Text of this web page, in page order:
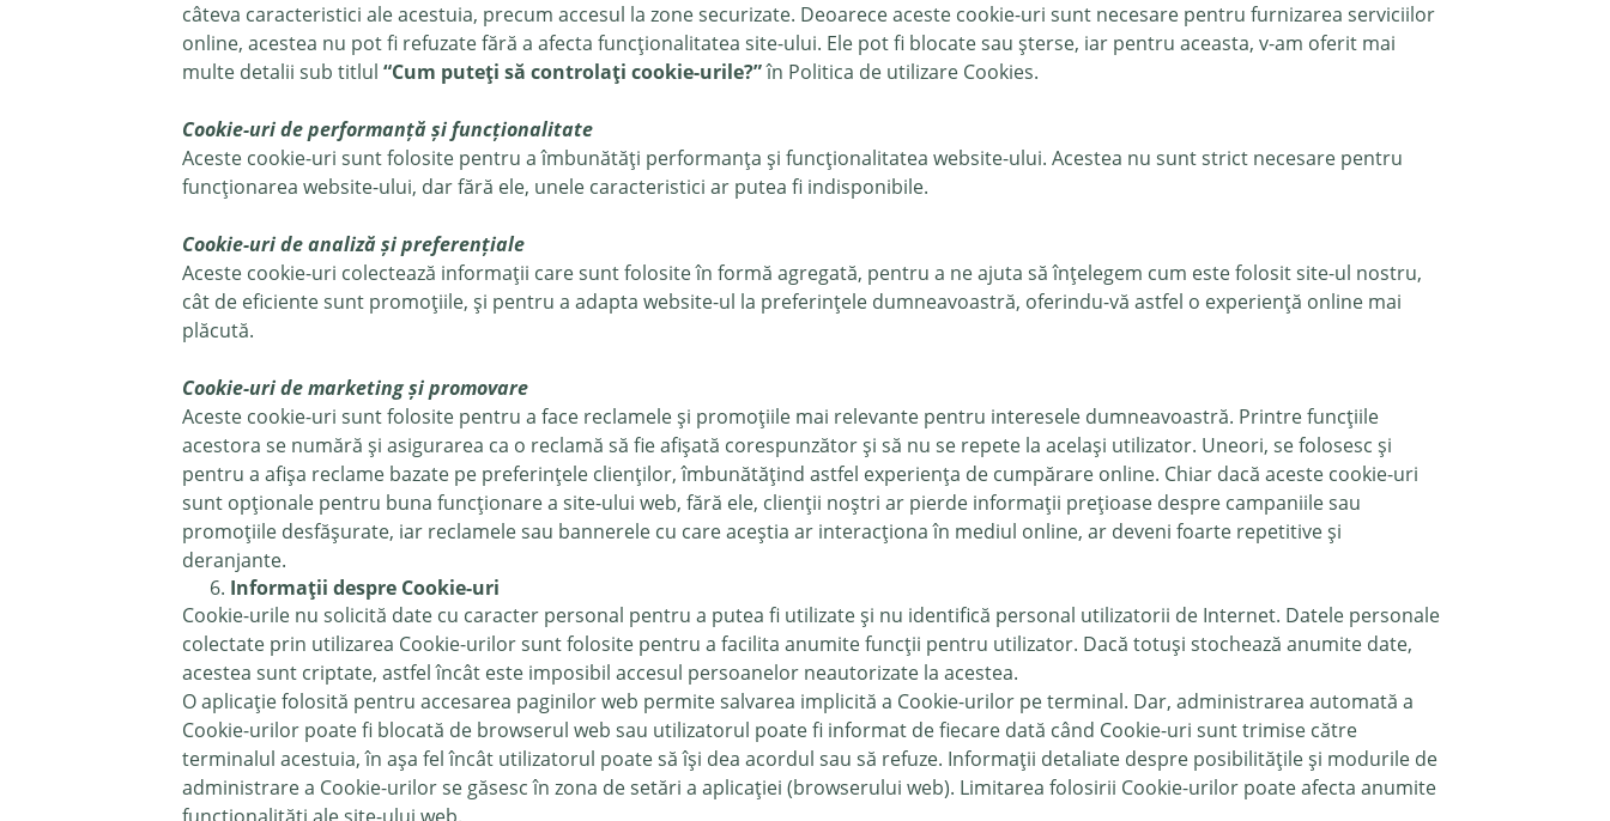
câteva caracteristici ale acestuia, precum accesul la zone securizate. Deoarece aceste cookie-uri sunt necesare pentru furnizarea serviciilor
online, acestea nu pot fi refuzate fără a afecta funcționalitatea site-ului. Ele pot fi blocate sau șterse, iar pentru aceasta, v-am oferit mai
multe detalii sub titlul “Cum puteți să controlați cookie-urile?”în Politica de utilizare Cookies.
Cookie-uri de performanță și funcționalitate
Aceste cookie-uri sunt folosite pentru a îmbunătăți performanța și funcționalitatea website-ului. Acestea nu sunt strict necesare pentru
funcționarea website-ului, dar fără ele, unele caracteristici ar putea fi indisponibile.
Cookie-uri de analiză și preferențiale
Aceste cookie-uri colectează informații care sunt folosite în formă agregată, pentru a ne ajuta să înțelegem cum este folosit site-ul nostru,
cât de eficiente sunt promoțiile, și pentru a adapta website-ul la preferințele dumneavoastră, oferindu-vă astfel o experiență online mai
plăcută.
Cookie-uri de marketing și promovare
Aceste cookie-uri sunt folosite pentru a face reclamele și promoțiile mai relevante pentru interesele dumneavoastră. Printre funcțiile
acestora se numără și asigurarea ca o reclamă să fie afișată corespunzător și să nu se repete la același utilizator. Uneori, se folosesc și
pentru a afișa reclame bazate pe preferințele clienților, îmbunătățind astfel experiența de cumpărare online. Chiar dacă aceste cookie-uri
sunt opționale pentru buna funcționare a site-ului web, fără ele, clienții noștri ar pierde informații prețioase despre campaniile sau
promoțiile desfășurate, iar reclamele sau bannerele cu care aceștia ar interacționa în mediul online, ar deveni foarte repetitive și
deranjante.
Informații despre Cookie-uri
Cookie-urile nu solicită date cu caracter personal pentru a putea fi utilizate și nu identifică personal utilizatorii de Internet. Datele personale
colectate prin utilizarea Cookie-urilor sunt folosite pentru a facilita anumite funcții pentru utilizator. Dacă totuși stochează anumite date,
acestea sunt criptate, astfel încât este imposibil accesul persoanelor neautorizate la acestea.
O aplicație folosită pentru accesarea paginilor web permite salvarea implicită a Cookie-urilor pe terminal. Dar, administrarea automată a
Cookie-urilor poate fi blocată de browserul web sau utilizatorul poate fi informat de fiecare dată când Cookie-uri sunt trimise către
terminalul acestuia, în așa fel încât utilizatorul poate să își dea acordul sau să refuze. Informații detaliate despre posibilitățile și modurile de
administrare a Cookie-urilor se găsesc în zona de setări a aplicației (browserului web). Limitarea folosirii Cookie-urilor poate afecta anumite